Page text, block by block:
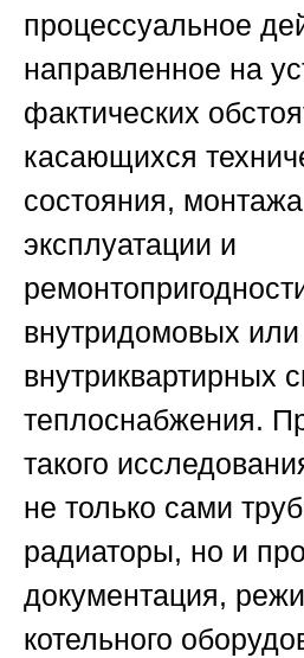
процессуальное
направленное на
фактических
касающихся
состояния,
эксплуатации и
внутридомовых или
внутриквартирных
теплоснабжения.
такого
не только сами
радиаторы, но и
документация,
котельного